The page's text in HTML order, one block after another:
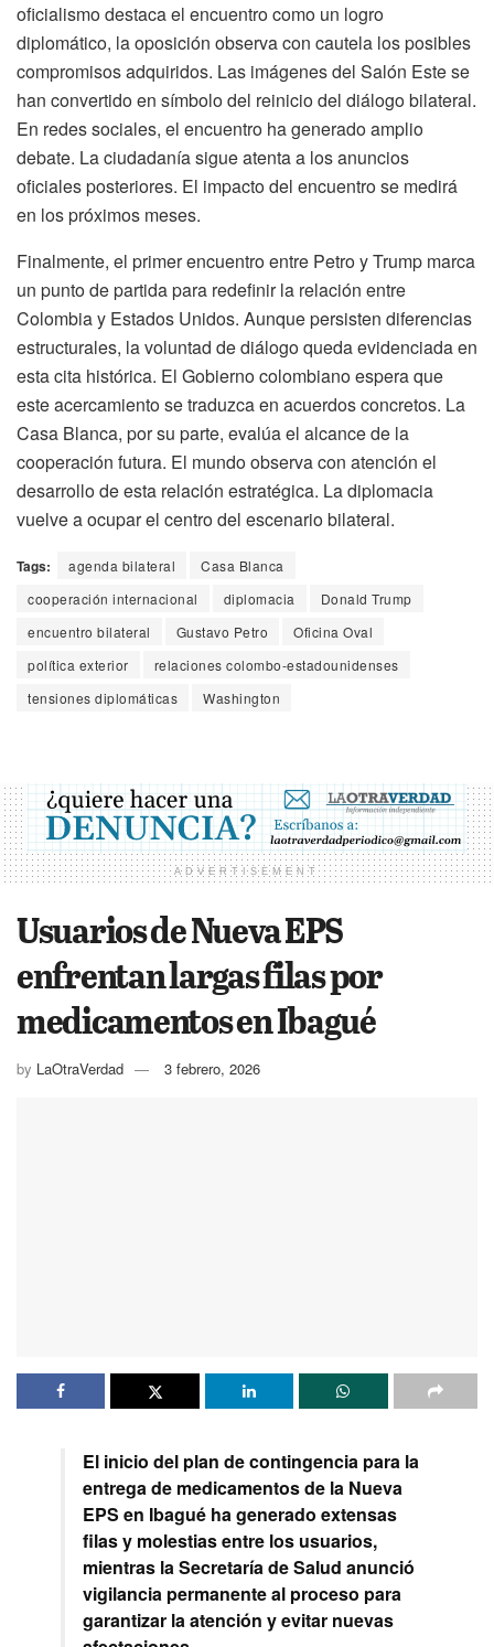
oficialismo destaca el encuentro como un logro
diplomático, la oposición observa con cautela los posibles
compromisos adquiridos. Las imágenes del Salón Este se
han convertido en símbolo del reinicio del diálogo bilateral.
En redes sociales, el encuentro ha generado amplio
debate. La ciudadanía sigue atenta a los anuncios
oficiales posteriores. El impacto del encuentro se medirá
en los próximos meses.
Finalmente, el primer encuentro entre Petro y Trump marca
un punto de partida para redefinir la relación entre
Colombia y Estados Unidos. Aunque persisten diferencias
estructurales, la voluntad de diálogo queda evidenciada en
esta cita histórica. El Gobierno colombiano espera que
este acercamiento se traduzca en acuerdos concretos. La
Casa Blanca, por su parte, evalúa el alcance de la
cooperación futura. El mundo observa con atención el
desarrollo de esta relación estratégica. La diplomacia
vuelve a ocupar el centro del escenario bilateral.
Tags: agenda bilateral
Casa Blanca
cooperación internacional
diplomacia
Donald Trump
encuentro bilateral
Gustavo Petro
Oficina Oval
política exterior
relaciones colombo-estadounidenses
tensiones diplomáticas
Washington
ADVERTISEMENT
Usuarios de Nueva EPS
enfrentan largas filas por
medicamentos en Ibagué
by LaOtraVerdad 3 febrero, 2026
El inicio del plan de contingencia para la
entrega de medicamentos de la Nueva
EPS en Ibagué ha generado extensas
filas y molestias entre los usuarios,
mientras la Secretaría de Salud anunció
vigilancia permanente al proceso para
garantizar la atención y evitar nuevas